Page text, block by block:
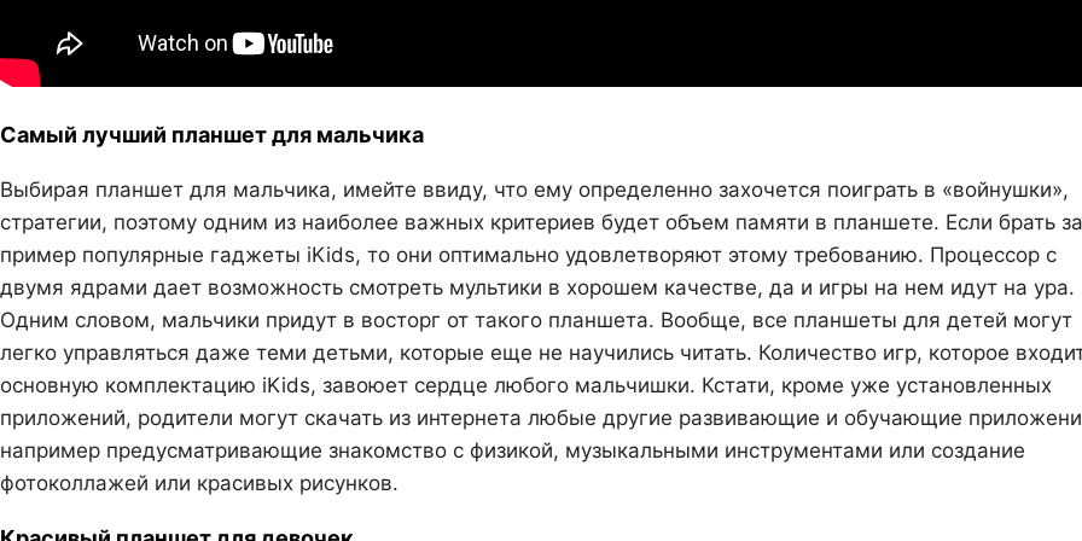
Самый лучший планшет для мальчика
Выбирая планшет для мальчика, имейте ввиду, что ему определенно захочется поиграть в «войнушки»,
стратегии, поэтому одним из наиболее важных критериев будет объем памяти в планшете. Если брать за
пример популярные гаджеты iKids, то они оптимально удовлетворяют этому требованию. Процессор с
двумя ядрами дает возможность смотреть мультики в хорошем качестве, да и игры на нем идут на ура.
Одним словом, мальчики придут в восторг от такого планшета. Вообще, все планшеты для детей могут
легко управляться даже теми детьми, которые еще не научились читать. Количество игр, которое
основную комплектацию iKids, завоюет сердце любого мальчишки. Кстати, кроме уже установленных
приложений, родители могут скачать из интернета любые другие развивающие и обучающие
например предусматривающие знакомство с физикой, музыкальными инструментами или создание
фотоколлажей или красивых рисунков.